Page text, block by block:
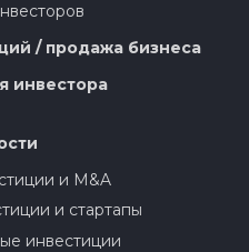
/ продажа бизнеса
инвестора
и M&A
и стартапы
инвестиции